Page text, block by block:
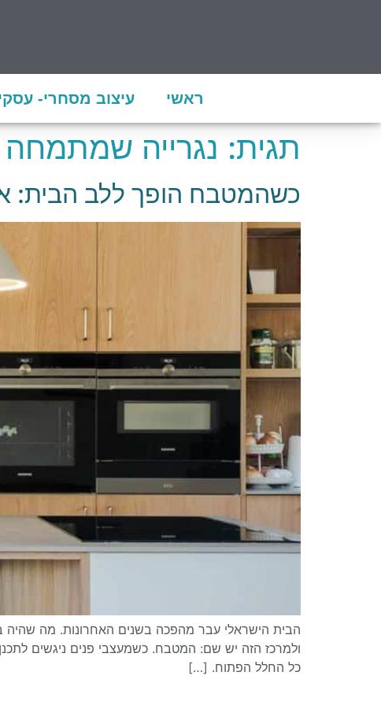
ראשי עיצוב מסחרי-
תגית: נגרייה
כשהמטבח הופך ללב הבית:
הבית הישראלי עבר מהפכה בשנים האחרונות. מה
ולמרכז הזה יש שם: המטבח. כשמעצבי פנים ניגשים
כל החלל הפתוח. […]